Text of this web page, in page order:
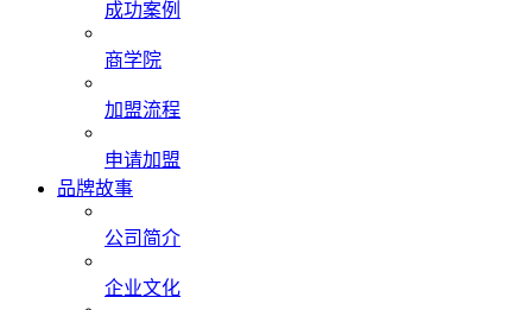
成功案例
商学院
加盟流程
申请加盟
品牌故事
公司简介
企业文化